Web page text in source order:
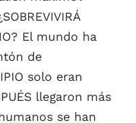
El mundo ha
de
solo eran
llegaron más
se han